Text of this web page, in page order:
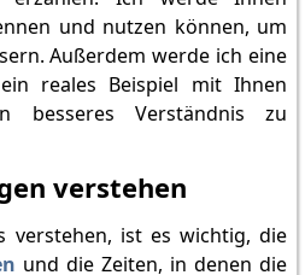
und nutzen können, um
Außerdem werde ich eine
reales Beispiel mit Ihnen
besseres Verständnis zu
verstehen
verstehen, ist es wichtig, die
und die Zeiten, in denen die